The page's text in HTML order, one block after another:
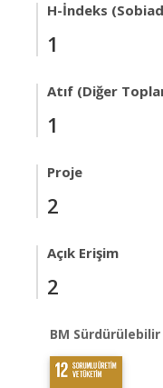
H-İndeks
1
Atıf (Diğer
1
Proje
2
Açık Erişim
2
BM Sürdürülebilir